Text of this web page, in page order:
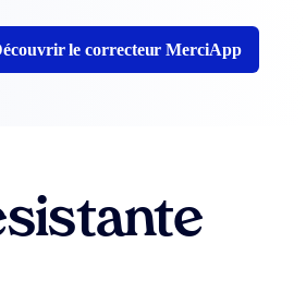
le correcteur MerciApp